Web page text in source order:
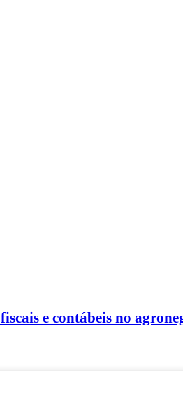
e contábeis no